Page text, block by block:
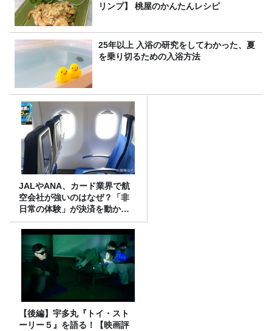
リンプ】 桃屋のかんたんレシピ
25年以上 入浴の研究をしてわかった、夏
を乗り切るための入浴方法
JALやANA、カード業界で航
空会社が強いのはなぜ？「非
日常の体験」が決済を動かす
理由
【後編】宇多丸『トイ・スト
ーリー５』を語る！【映画評